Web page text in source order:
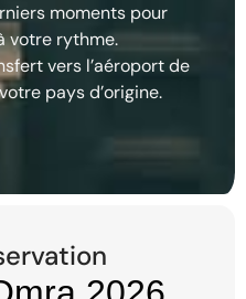
moments pour
votre rythme.
vers l’aéroport de
pays d’origine.